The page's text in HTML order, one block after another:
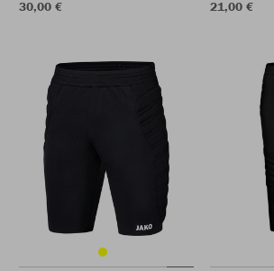
30,00 €
21,00 €